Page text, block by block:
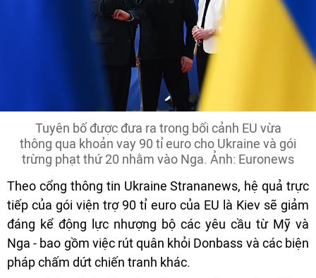
Tuyên bố được đưa ra trong bối cảnh EU vừa
thông qua khoản vay 90 tỉ euro cho Ukraine và gói
trừng phạt thứ 20 nhằm vào Nga. Ảnh: Euronews
Theo cổng thông tin Ukraine Strananews, hệ quả trực
tiếp của gói viện trợ 90 tỉ euro của EU là Kiev sẽ giảm
đáng kể động lực nhượng bộ các yêu cầu từ Mỹ và
Nga - bao gồm việc rút quân khỏi Donbass và các biện
pháp chấm dứt chiến tranh khác.